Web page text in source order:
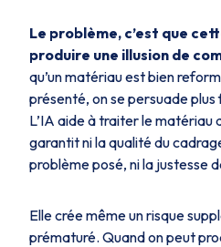
Le problème, c’est que
produire une illusion de
qu’un matériau est bien
présenté, on se persuade plus
L’IA aide à traiter le matériau
garantit ni la qualité du
problème posé, ni la justesse
Elle crée même un risque
prématuré. Quand on peut